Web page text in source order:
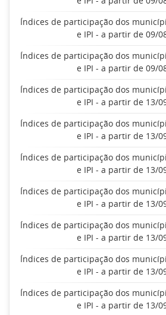
Índices de participação dos
e IPI - a partir de 09/
Índices de participação dos
e IPI - a partir de 09/
Índices de participação dos
e IPI - a partir de 13/
Índices de participação dos
e IPI - a partir de 13/
Índices de participação dos
e IPI - a partir de 13/
Índices de participação dos
e IPI - a partir de 13/
Índices de participação dos
e IPI - a partir de 13/
Índices de participação dos
e IPI - a partir de 13/
Índices de participação dos
e IPI - a partir de 13/